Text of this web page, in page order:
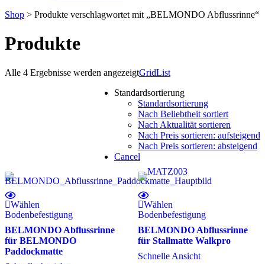
Shop > Produkte verschlagwortet mit „BELMONDO Abflussrinne“
Produkte
Alle 4 Ergebnisse werden angezeigt
Standardsortierung
Standardsortierung
Nach Beliebtheit sortiert
Nach Aktualität sortieren
Nach Preis sortieren: aufsteigend
Nach Preis sortieren: absteigend
Cancel
GridList
Wählen
Bodenbefestigung
BELMONDO Abflussrinne
für BELMONDO
Paddockmatte
Wählen
Bodenbefestigung
BELMONDO Abflussrinne
für Stallmatte Walkpro
Schnelle Ansicht